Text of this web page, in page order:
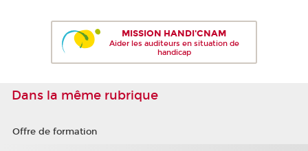
MISSION HANDI'CNAM
Aider les auditeurs en situation de
handicap
Dans la même rubrique
Offre de formation